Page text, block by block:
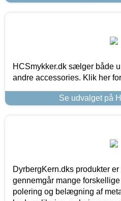
HCSmykker.dk sælger både
andre accessories. Klik her
Se udvalget på
DyrbergKern.dks produkter
gennemgår mange
polering og belægning af